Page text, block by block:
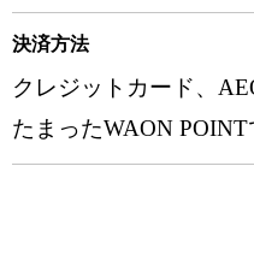
決済方法
クレジットカード、
たまったWAON POINT